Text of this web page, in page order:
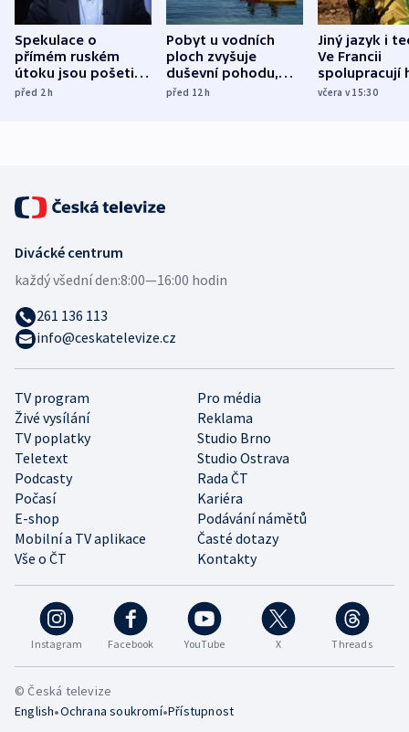
Spekulace o
přímém ruském
útoku jsou pošetilé,
míní estonský
před 2h
Pobyt u vodních
ploch zvyšuje
duševní pohodu,
ukázala
před 12h
Jiný jazyk i
Ve Francii
spolupracují
různých zemí
včera v 15:30
Instagram Facebook YouTube X Threads
TV program
Pro média
Živé vysílání
Reklama
TV poplatky
Studio Brno
Teletext
Studio Ostrava
Podcasty
Rada ČT
Počasí
Kariéra
E-shop
Podávání námětů
Mobilní a TV aplikace
Časté dotazy
Vše o ČT
Kontakty
Divácké centrum
každý všední den:8:00—16:00 hodin
261 136 113
info@ceskatelevize.cz
© Česká televize
English•Ochrana soukromí•Přístupnost